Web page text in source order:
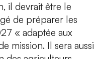
il devrait être le
de préparer les
« adaptée aux
mission. Il sera aussi